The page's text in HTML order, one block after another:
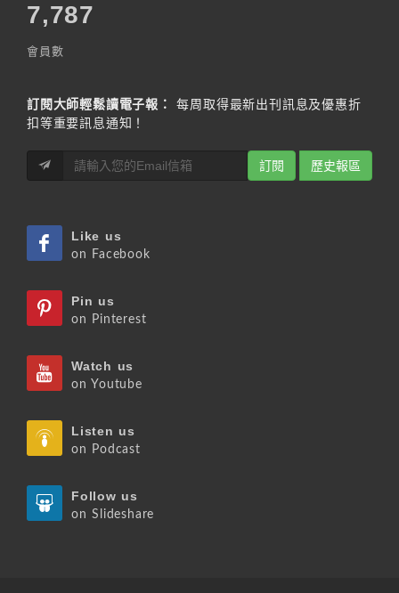
7,787
會員數
訂閱大師輕鬆讀電子報：
每周取得最新出刊訊息及優惠折
扣等重要訊息通知！
訂閱 歷史報區
Like us
on Facebook
Pin us
on Pinterest
Watch us
on Youtube
Listen us
on Podcast
Follow us
on Slideshare